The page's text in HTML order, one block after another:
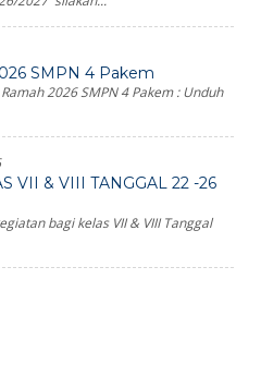
SMPN 4 Pakem
2026 SMPN 4 Pakem : Unduh
VII & VIII TANGGAL 22 -26
bagi kelas VII & VIII Tanggal